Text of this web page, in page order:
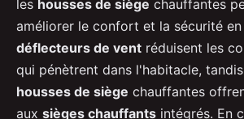
les housses de siège chauffantes
améliorer le confort et la sécurité en
déflecteurs de vent réduisent les
qui pénètrent dans l'habitacle,
housses de siège chauffantes
aux sièges chauffants intégrés. En